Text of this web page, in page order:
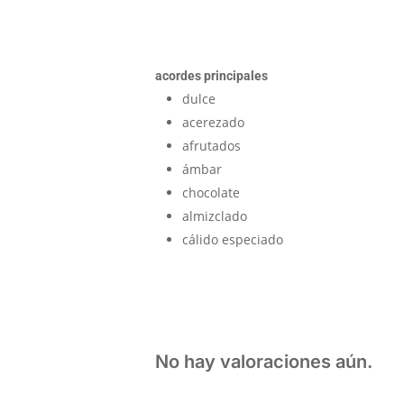
acordes principales
dulce
acerezado
afrutados
ámbar
chocolate
almizclado
cálido especiado
No hay valoraciones aún.